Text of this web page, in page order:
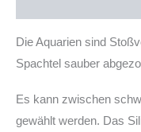
Die Aquarien sind
Spachtel sauber
Es kann zwischen
gewählt werden. Das